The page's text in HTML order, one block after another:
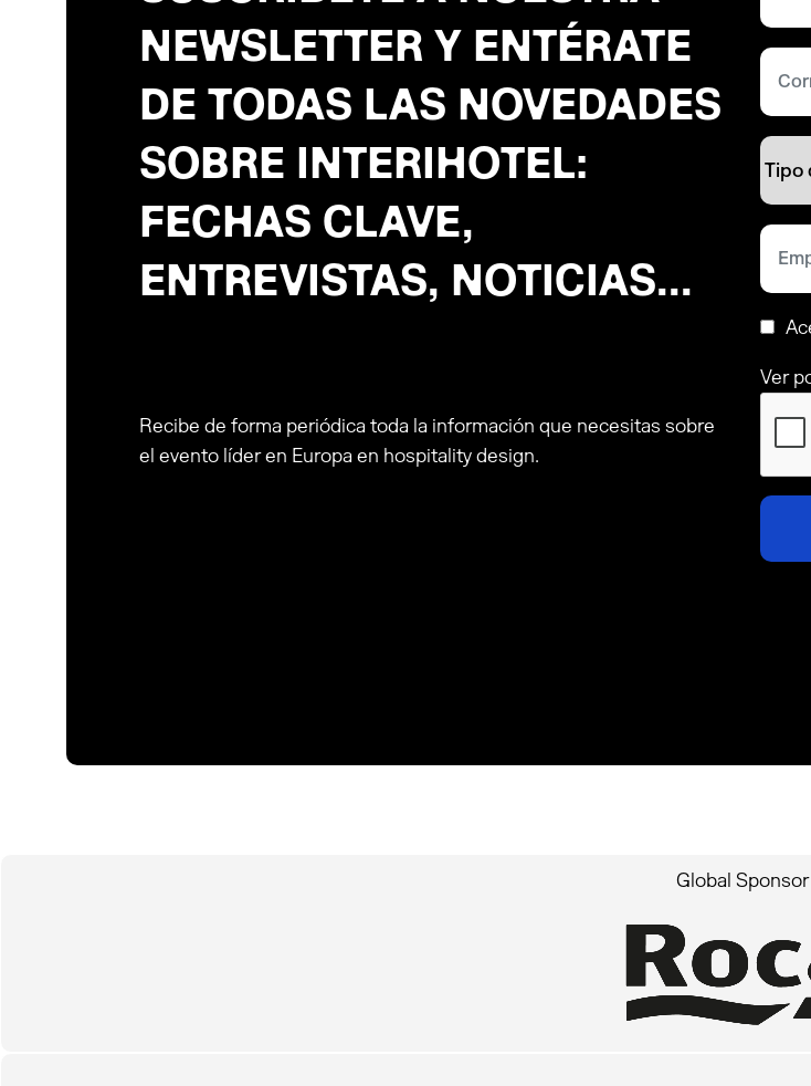
NEWSLETTER Y ENTÉRATE
DE TODAS LAS NOVEDADES
SOBRE INTERIHOTEL:
FECHAS CLAVE,
ENTREVISTAS, NOTICIAS...
Recibe de forma periódica toda la información que necesitas sobre
el evento líder en Europa en hospitality design.
Ver
Global Sponsor